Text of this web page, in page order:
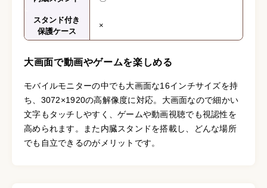
スタンド付き
保護ケース
×
大画面で動画やゲームを楽しめる
モバイルモニターの中でも大画面な16インチサイズを持
ち、3072×1920の高解像度に対応。大画面なので細かい
文字もタッチしやすく、ゲームや動画視聴でも視認性を
高められます。また内臓スタンドを搭載し、どんな場所
でも自立できるのがメリットです。